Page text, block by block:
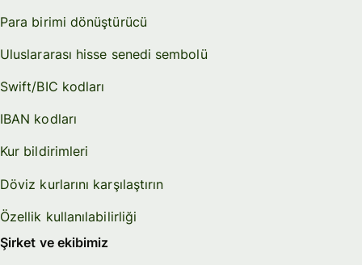
Para birimi dönüştürücü
Uluslararası hisse senedi sembolü
Swift/BIC kodları
IBAN kodları
Kur bildirimleri
Döviz kurlarını karşılaştırın
Özellik kullanılabilirliği
Şirket ve ekibimiz